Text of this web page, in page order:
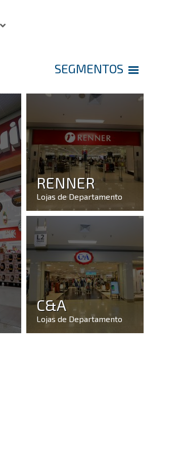
SEGMENTOS
RENNER
Lojas de Departamento
C&A
Lojas de Departamento